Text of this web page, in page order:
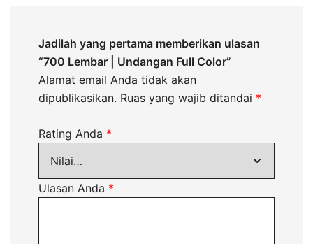
Jadilah yang pertama memberikan ulasan
“700 Lembar | Undangan Full Color”
Alamat email Anda tidak akan
dipublikasikan. Ruas yang wajib ditandai *
Rating Anda *
Ulasan Anda *